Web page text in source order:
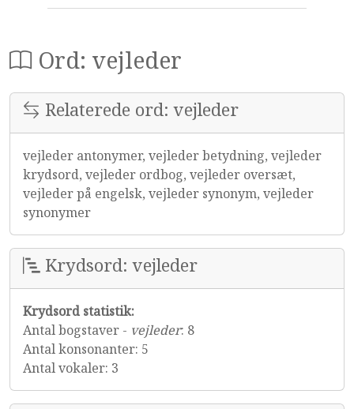
Ord: vejleder
Relaterede ord: vejleder
vejleder antonymer, vejleder betydning, vejleder
krydsord, vejleder ordbog, vejleder oversæt,
vejleder på engelsk, vejleder synonym, vejleder
synonymer
Krydsord: vejleder
Krydsord statistik:
Antal bogstaver - vejleder: 8
Antal konsonanter: 5
Antal vokaler: 3